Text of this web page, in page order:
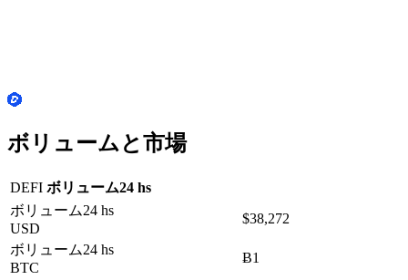
ボリュームと市場
DEFI ボリューム24 hs
ボリューム24 hs
USD
$38,272
ボリューム24 hs
BTC
Ƀ1